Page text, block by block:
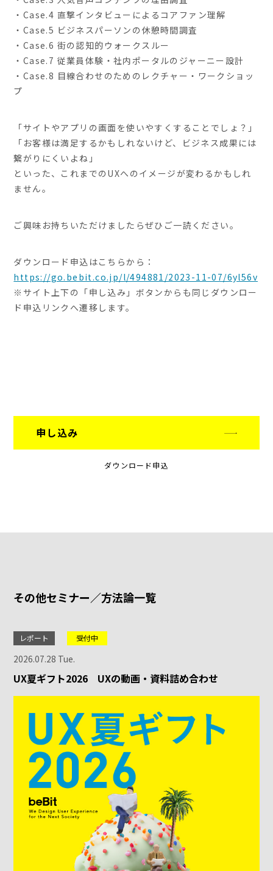
・Case.4 直撃インタビューによるコアファン理解
・Case.5 ビジネスパーソンの休憩時間調査
・Case.6 街の認知的ウォークスルー
・Case.7 従業員体験・社内ポータルのジャーニー設計
・Case.8 目線合わせのためのレクチャー・ワークショッ
プ
「サイトやアプリの画面を使いやすくすることでしょ？」
「お客様は満足するかもしれないけど、ビジネス成果には
繋がりにくいよね」
といった、これまでのUXへのイメージが変わるかもしれ
ません。
ご興味お持ちいただけましたらぜひご一読ください。
ダウンロード申込はこちらから：
https://go.bebit.co.jp/l/494881/2023-11-07/6yl56v
※サイト上下の「申し込み」ボタンからも同じダウンロー
ド申込リンクへ遷移します。
申し込み
ダウンロード申込
その他セミナー／方法論一覧
レポート 受付中
2026.07.28 Tue.
UX夏ギフト2026 UXの動画・資料詰め合わせ